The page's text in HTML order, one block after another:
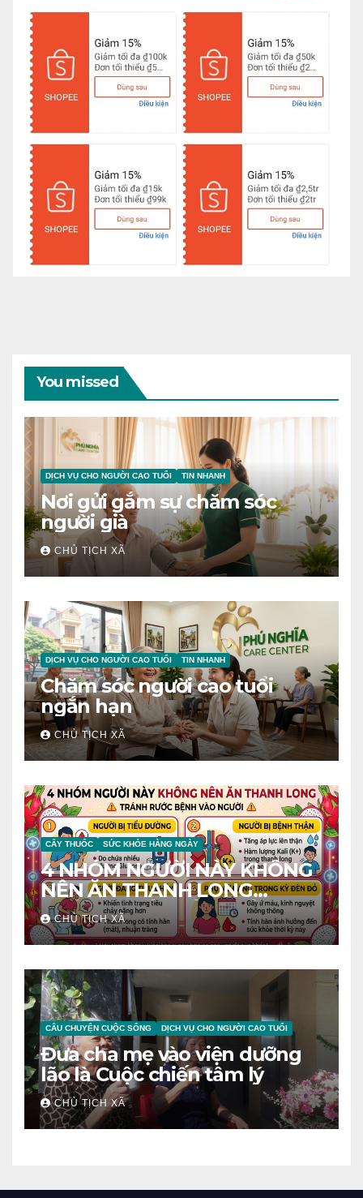
You missed
DỊCH VỤ CHO NGƯỜI CAO TUỔI TIN NHANH
Nơi gửi gắm sự chăm sóc
người già
CHỦ TỊCH XÃ
DỊCH VỤ CHO NGƯỜI CAO TUỔI TIN NHANH
Chăm sóc người cao tuổi
ngắn hạn
CHỦ TỊCH XÃ
CÂY THUỐC SỨC KHỎE HÀNG NGÀY
4 NHÓM NGƯỜI NÀY KHÔNG
NÊN ĂN THANH LONG
TRÁNH RƯỚC BỆNH VÀO
NGƯỜI
CHỦ TỊCH XÃ
CÂU CHUYỆN CUỘC SỐNG DỊCH VỤ CHO NGƯỜI CAO TUỔI
Đưa cha mẹ vào viện dưỡng
lão là Cuộc chiến tâm lý
CHỦ TỊCH XÃ